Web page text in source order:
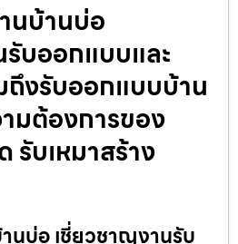
นบ้านบ่อ
บออกแบบและ
ถึงรับออกแบบบ้าน
มต้องการของ
รับเหมาสร้าง
นบ่อ เชี่ยวชาญงานรับ